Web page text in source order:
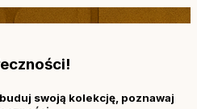
swoją kolekcję, poznawaj